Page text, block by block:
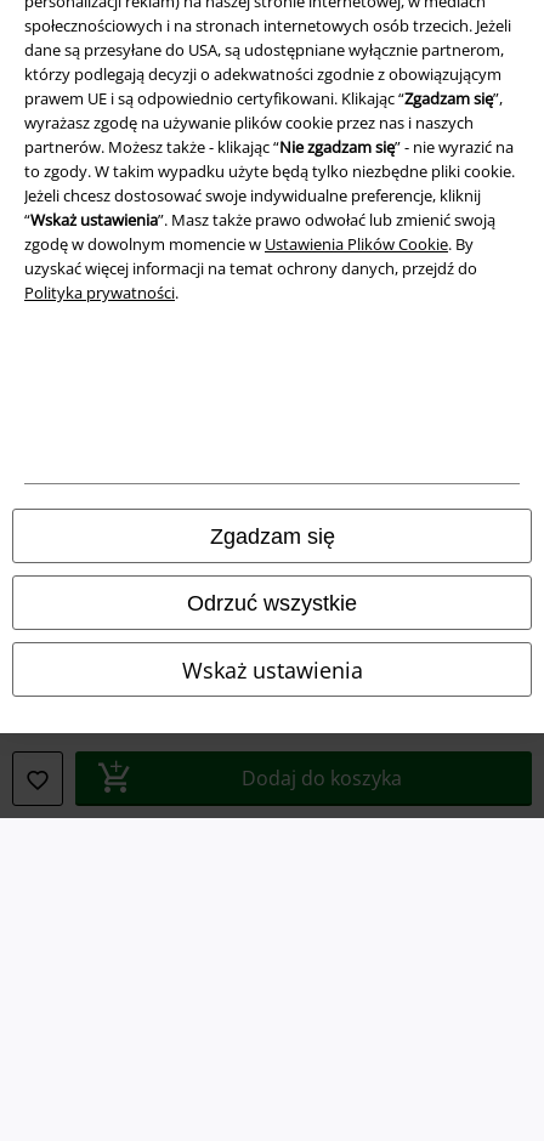
społecznościowych i na stronach internetowych osób trzecich. Jeżeli
dane są przesyłane do USA, są udostępniane wyłącznie partnerom,
którzy podlegają decyzji o adekwatności zgodnie z obowiązującym
prawem UE i są odpowiednio certyfikowani. Klikając “Zgadzam się”,
wyrażasz zgodę na używanie plików cookie przez nas i naszych
partnerów. Możesz także - klikając “Nie zgadzam się” - nie wyrazić na
to zgody. W takim wypadku użyte będą tylko niezbędne pliki cookie.
Jeżeli chcesz dostosować swoje indywidualne preferencje, kliknij
“Wskaż ustawienia”. Masz także prawo odwołać lub zmienić swoją
zgodę w dowolnym momencie w Ustawienia Plików Cookie. By
uzyskać więcej informacji na temat ochrony danych, przejdź do
Polityka prywatności.
Zgadzam się
Odrzuć wszystkie
Wskaż ustawienia
Dodaj do koszyka
A Warner Music Group Company
Informacje prawne
Regulamin
Dane firmy
Polityka prywatności
Unieszkodliwianie odpadów i ochrona środowiska
Deklaracja Zgodności
Informacje dotyczące dostępności